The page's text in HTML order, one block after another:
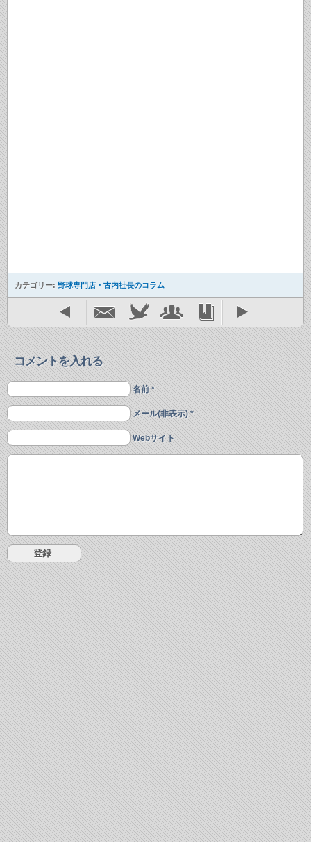
カテゴリー: 野球専門店・古内社長のコラム
コメントを入れる
名前 *
メール(非表示) *
Webサイト